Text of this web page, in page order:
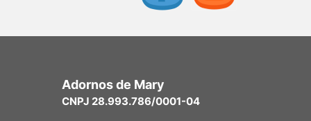
Adornos de Mary
CNPJ 28.993.786/0001-04